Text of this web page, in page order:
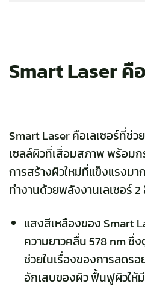
Smart Laser คือ
Smart Laser คือเลเซอร์ที่ช่
เซลล์ผิวที่เสื่อมสภาพ พร้อมก
การสร้างผิวใหม่ที่แข็งแรงม
ทำงานด้วยพลังงานเลเซอร์ 2
แสงสีเหลืองของ Smart
ความยาวคลื่น 578 nm ซึ่
ช่วยในเรื่องของการลดร
อักเสบของผิว ฟื้นฟูผิวให้